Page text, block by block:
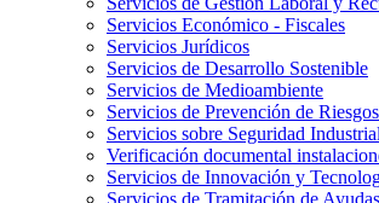
Servicios Económico - Fiscales
Servicios Jurídicos
Servicios de Desarrollo Sostenible
Servicios de Medioambiente
Servicios de Prevención de
Servicios sobre Seguridad Industrial
Verificación documental
Servicios de Innovación y
Servicios de Tramitación de